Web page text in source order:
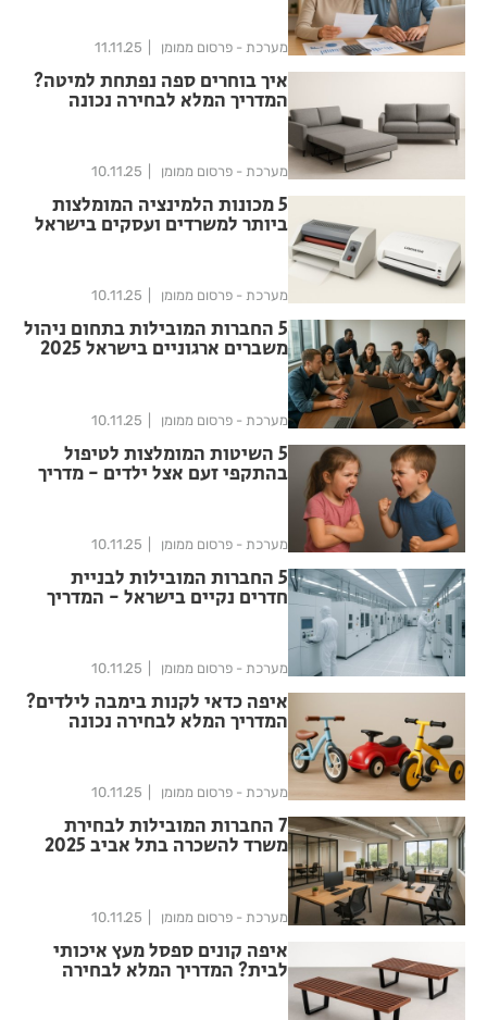
מערכת - פרסום ממומן 11.11.25
איך בוחרים ספה נפתחת למיטה?
המדריך המלא לבחירה נכונה
מערכת - פרסום ממומן 10.11.25
5 מכונות הלמינציה המומלצות
ביותר למשרדים ועסקים בישראל
מערכת - פרסום ממומן 10.11.25
5 החברות המובילות בתחום ניהול
משברים ארגוניים בישראל 2025
מערכת - פרסום ממומן 10.11.25
5 השיטות המומלצות לטיפול
בהתקפי זעם אצל ילדים - מדריך
מערכת - פרסום ממומן 10.11.25
5 החברות המובילות לבניית
חדרים נקיים בישראל - המדריך
מערכת - פרסום ממומן 10.11.25
איפה כדאי לקנות בימבה לילדים?
המדריך המלא לבחירה נכונה
מערכת - פרסום ממומן 10.11.25
7 החברות המובילות לבחירת
משרד להשכרה בתל אביב 2025
מערכת - פרסום ממומן 10.11.25
איפה קונים ספסל מעץ איכותי
לבית? המדריך המלא לבחירה